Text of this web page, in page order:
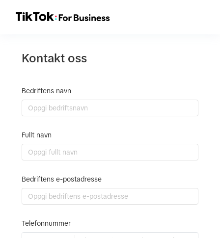
Kontakt oss
Bedriftens navn
Fullt navn
Bedriftens e-postadresse
Telefonnummer